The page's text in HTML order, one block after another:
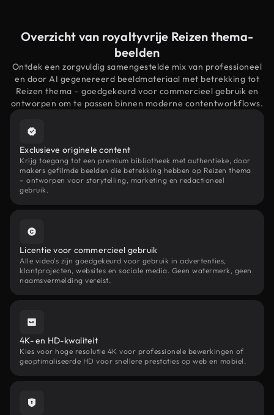
Overzicht van royaltyvrije Reizen thema-
beelden
Ontdek een zorgvuldig samengestelde mix van professioneel
en door AI gegenereerd beeldmateriaal met betrekking tot
Reizen thema – goedgekeurd voor commercieel gebruik en
ontworpen om te passen binnen moderne contentworkflows.
Exclusieve originele content
Krijg toegang tot een premium bibliotheek met authentieke, door
makers gefilmde beelden die betrekking hebben op Reizen thema
– ontworpen voor storytelling, marketing en redactioneel
gebruik.
Licentie voor commercieel gebruik
Alle video's zijn goedgekeurd voor gebruik in advertenties,
klantprojecten, websites en sociale media. Geen watermerk, geen
naamsvermelding vereist.
4K- en HD-kwaliteit
Kies voor hoge resolutie 4K voor professionele bewerkingen of
geoptimaliseerde HD voor snellere prestaties op web en mobiel.